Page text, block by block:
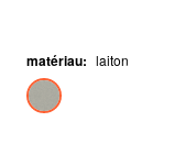
matériau: laiton